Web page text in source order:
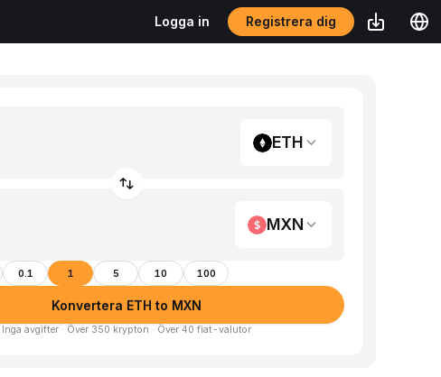
Logga in Registrera dig
ETH
MXN
0.1 1 5 10 100
Konvertera ETH to MXN
Inga avgifter · Över 350 krypton · Över 40 fiat-valutor